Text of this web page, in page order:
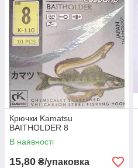
Крючки Kamatsu
BAITHOLDER 8
В наявності
15,80 ₴/упаковка